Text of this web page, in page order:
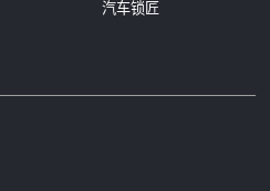
汽车锁匠